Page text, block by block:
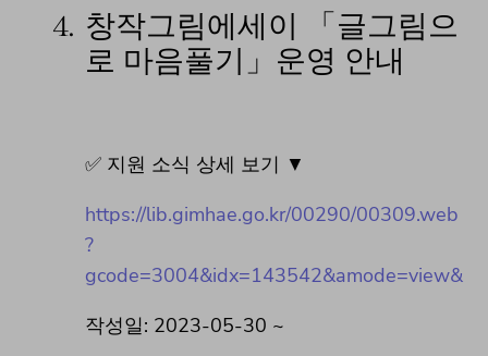
4. 창작그림에세이 「글그림으
로 마음풀기」운영 안내
✅ 지원 소식 상세 보기 ▼
https://lib.gimhae.go.kr/00290/00309.web
?
gcode=3004&idx=143542&amode=view&
작성일: 2023-05-30 ~